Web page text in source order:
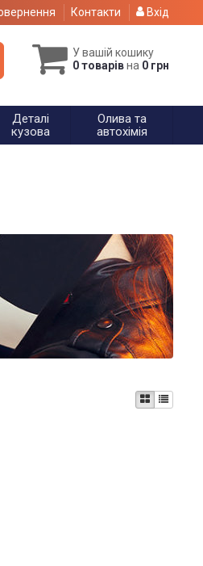
Контакти Вхід
У вашій кошику
0 товарівна 0 грн
Деталі
кузова
Олива та
автохімія